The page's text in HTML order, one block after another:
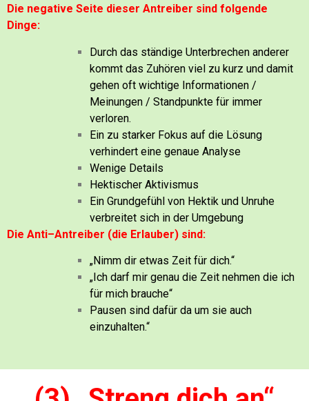
Die negative Seite dieser Antreiber sind folgende
Dinge:
Durch das ständige Unterbrechen anderer
kommt das Zuhören viel zu kurz und damit
gehen oft wichtige Informationen /
Meinungen / Standpunkte für immer
verloren.
Ein zu starker Fokus auf die Lösung
verhindert eine genaue Analyse
Wenige Details
Hektischer Aktivismus
Ein Grundgefühl von Hektik und Unruhe
verbreitet sich in der Umgebung
Die Anti–Antreiber (die Erlauber) sind:
„Nimm dir etwas Zeit für dich.“
„Ich darf mir genau die Zeit nehmen die ich
für mich brauche“
Pausen sind dafür da um sie auch
einzuhalten.“